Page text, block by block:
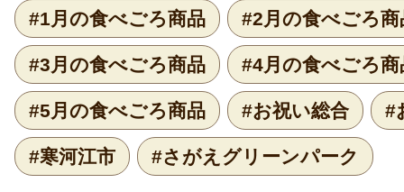
#1月の食べごろ商品 #2月の食べごろ商
#3月の食べごろ商品 #4月の食べごろ商
#5月の食べごろ商品 #お祝い総合 #
#寒河江市 #さがえグリーンパーク